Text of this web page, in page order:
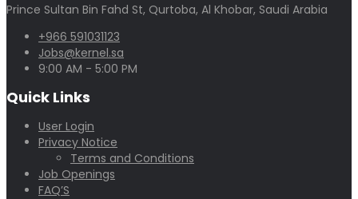
Prince Sultan Bin Fahd St, Qurtoba, Al Khobar, Saudi Arabia
+966 591031123
Jobs@kernel.sa
9:00 AM - 5:00 PM
Quick Links
User Login
Privacy Notice
Terms and Conditions
Job Openings
FAQ’S